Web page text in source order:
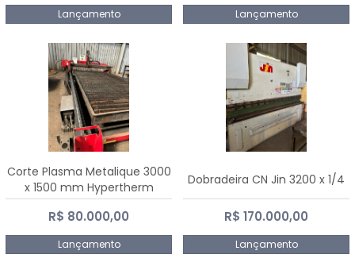
Lançamento Lançamento
Corte Plasma Metalique 3000
x 1500 mm Hypertherm
Powermax 45 xp
R$ 80.000,00
Lançamento
Dobradeira CN Jin 3200 x 1/4
R$ 170.000,00
Lançamento